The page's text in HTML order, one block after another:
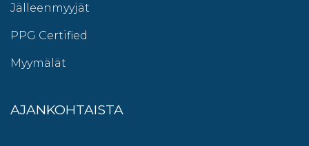
Jälleenmyyjät
PPG Certified
Myymälät
AJANKOHTAISTA